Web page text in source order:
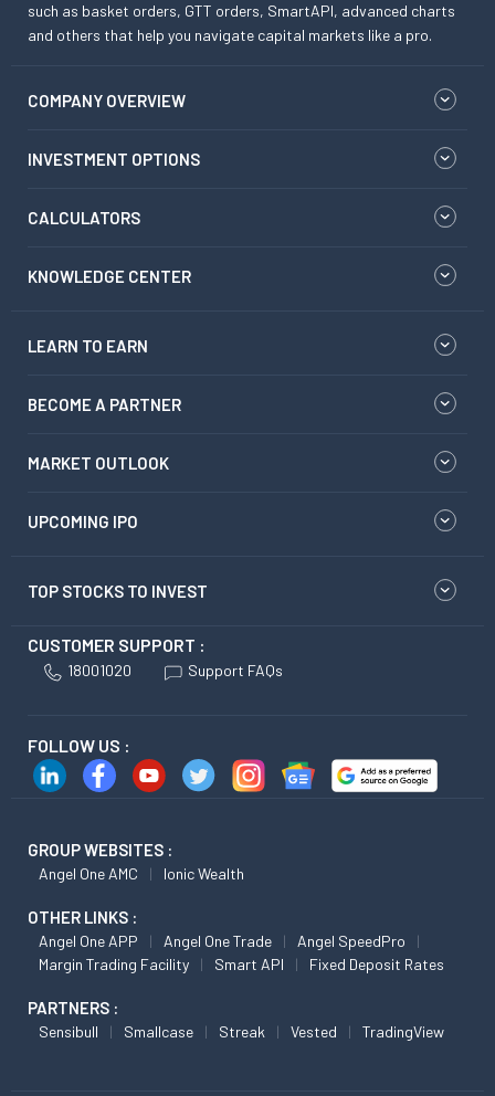
such as basket orders, GTT orders, SmartAPI, advanced charts
and others that help you navigate capital markets like a pro.
COMPANY OVERVIEW
INVESTMENT OPTIONS
CALCULATORS
KNOWLEDGE CENTER
LEARN TO EARN
BECOME A PARTNER
MARKET OUTLOOK
UPCOMING IPO
TOP STOCKS TO INVEST
CUSTOMER SUPPORT :
18001020 Support FAQs
FOLLOW US :
GROUP WEBSITES :
Angel One AMC Ionic Wealth
OTHER LINKS :
Angel One APP Angel One Trade
Angel SpeedPro
Margin Trading Facility
Smart API Fixed Deposit Rates
PARTNERS :
Sensibull Smallcase Streak Vested TradingView